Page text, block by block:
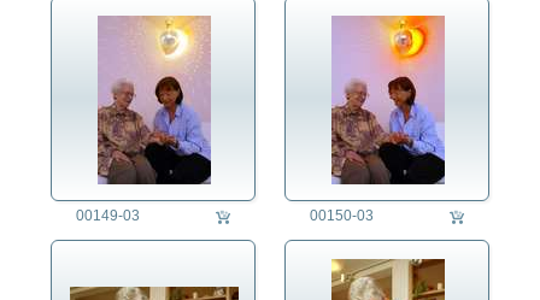
00149-03 00150-03